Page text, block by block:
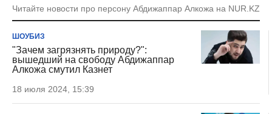
Читайте новости про персону Абдижаппар Алкожа на NUR.KZ
ШОУБИЗ
"Зачем загрязнять природу?":
вышедший на свободу Абдижаппар
Алкожа смутил Казнет
18 июля 2024, 15:39